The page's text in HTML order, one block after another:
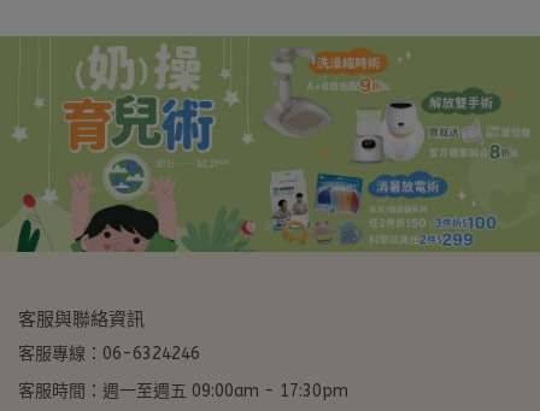
客服與聯絡資訊
客服專線：06-6324246
客服時間：週一至週五 09:00am - 17:30pm